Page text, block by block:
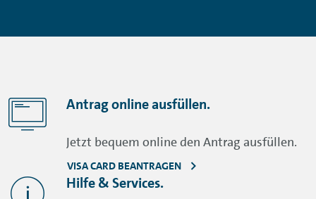
Antrag online ausfüllen.
Jetzt bequem online den Antrag ausfüllen.
VISA CARD BEANTRAGEN
Hilfe & Services.